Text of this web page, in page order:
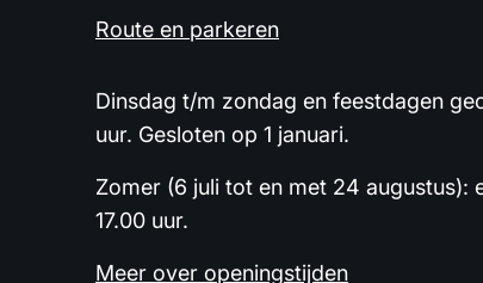
Route en parkeren
Dinsdag t/m zondag en feestdagen
uur. Gesloten op 1 januari.
Zomer (6 juli tot en met 24 augustus):
17.00 uur.
Meer over openingstijden